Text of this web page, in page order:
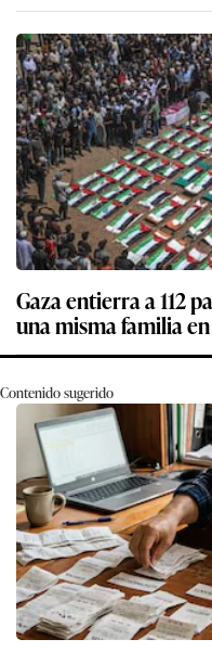
Gaza entierra a 112
una misma familia
Contenido sugerido